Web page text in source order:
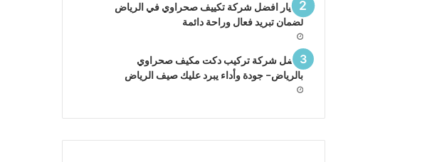
اختيار افضل شركة تكييف صحراوي في الرياض
لضمان تبريد فعال وراحة دائمة
افضل شركة تركيب دكت مكيف صحراوي
بالرياض– جودة وأداء يبرد عليك صيف الرياض